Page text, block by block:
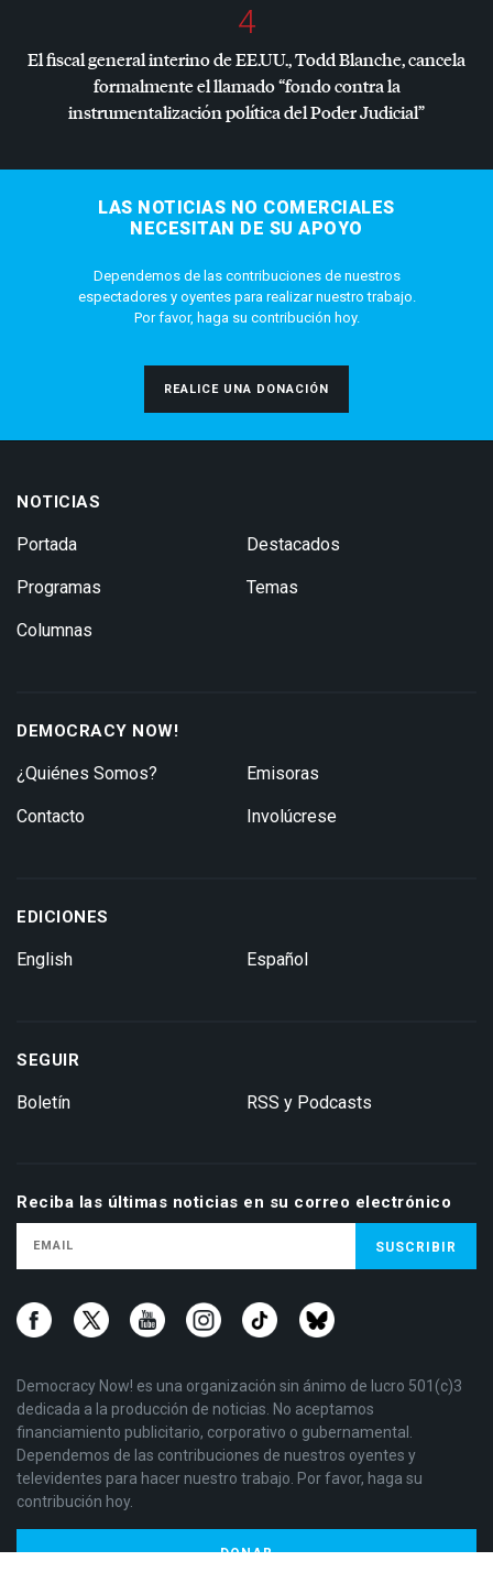
4
El fiscal general interino de EE.UU., Todd Blanche, cancela
formalmente el llamado “fondo contra la
instrumentalización política del Poder Judicial”
LAS NOTICIAS NO COMERCIALES
NECESITAN DE SU APOYO
Dependemos de las contribuciones de nuestros
espectadores y oyentes para realizar nuestro trabajo.
Por favor, haga su contribución hoy.
REALICE UNA DONACIÓN
NOTICIAS
Portada
Programas
Columnas
Destacados
Temas
DEMOCRACY NOW!
¿Quiénes Somos?
Contacto
Emisoras
Involúcrese
EDICIONES
English Español
SEGUIR
Boletín RSS y Podcasts
Reciba las últimas noticias en su correo electrónico
Democracy Now! es una organización sin ánimo de lucro 501(c)3
dedicada a la producción de noticias. No aceptamos
financiamiento publicitario, corporativo o gubernamental.
Dependemos de las contribuciones de nuestros oyentes y
televidentes para hacer nuestro trabajo. Por favor, haga su
contribución hoy.
DONAR